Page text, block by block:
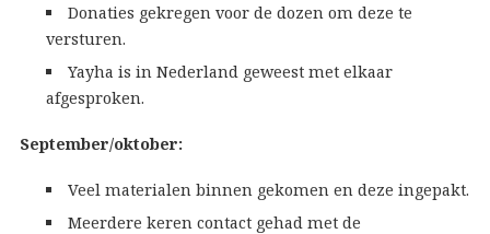
Donaties gekregen voor de dozen om deze te
versturen.
Yayha is in Nederland geweest met elkaar
afgesproken.
September/oktober:
Veel materialen binnen gekomen en deze ingepakt.
Meerdere keren contact gehad met de